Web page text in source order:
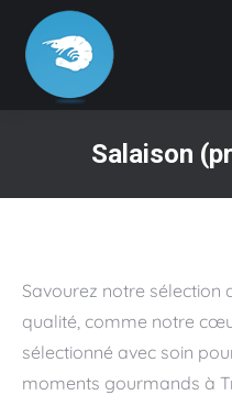
Salaison
Savourez notre sélection
qualité, comme notre
sélectionné avec soin
moments gourmands à